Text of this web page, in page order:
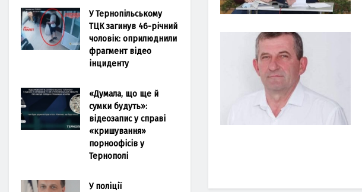
У Тернопільському
ТЦК загинув 46-річний
чоловік: оприлюднили
фрагмент відео
інциденту
«Думала, що ще й
сумки будуть»:
відеозапис у справі
«кришування»
порноофісів у
Тернополі
У поліції